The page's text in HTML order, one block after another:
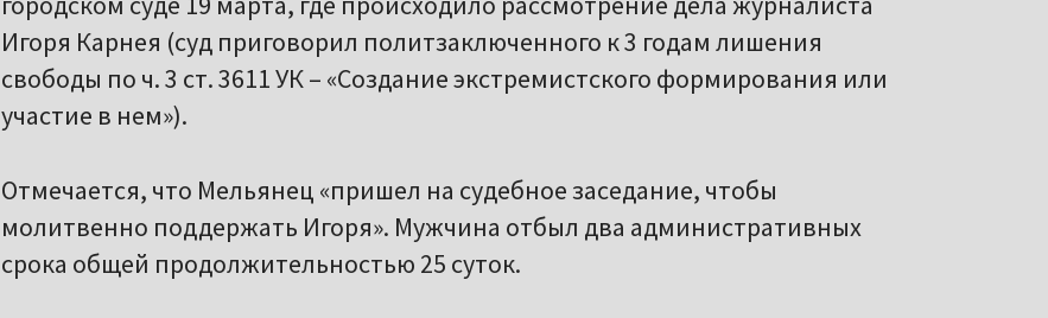
Игоря Карнея (суд приговорил политзаключенного к 3 годам лишения
свободы по ч. 3 ст. 3611 УК – «Создание экстремистского формирования или
участие в нем»).
Отмечается, что Мельянец «пришел на судебное заседание, чтобы
молитвенно поддержать Игоря». Мужчина отбыл два административных
срока общей продолжительностью 25 суток.